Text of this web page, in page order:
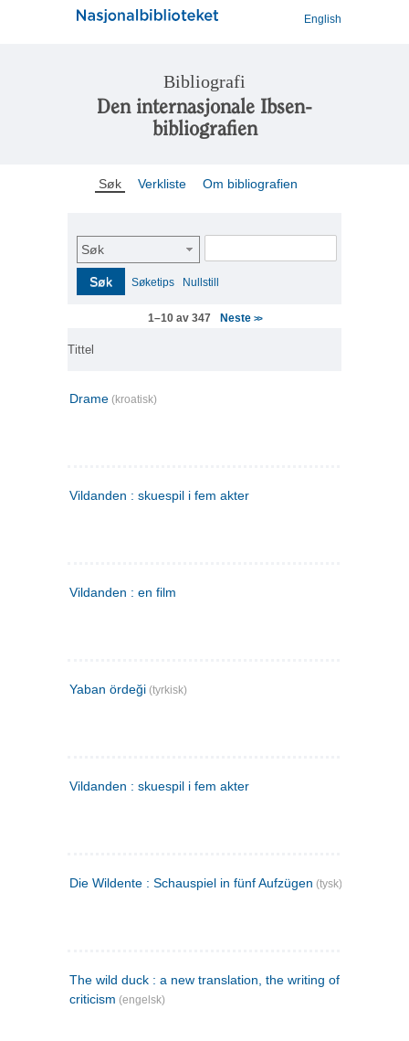
English
Bibliografi
Den internasjonale Ibsen-
bibliografien
Søk Verkliste Om bibliografien
Søk
Søk Søketips Nullstill
1–10 av 347 Neste >>
Tittel
Drame (kroatisk)
Vildanden : skuespil i fem akter
Vildanden : en film
Yaban ördeği (tyrkisk)
Vildanden : skuespil i fem akter
Die Wildente : Schauspiel in fünf Aufzügen (tysk)
The wild duck : a new translation, the writing of the play,
criticism (engelsk)